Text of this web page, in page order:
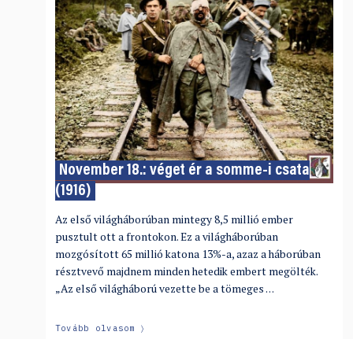
November 18.: véget ér a somme-i csata
(1916)
Az első világháborúban mintegy 8,5 millió ember
pusztult ott a frontokon. Ez a világháborúban
mozgósított 65 millió katona 13%-a, azaz a háborúban
résztvevő majdnem minden hetedik embert megölték.
„Az első világháború vezette be a tömeges …
Tovább olvasom